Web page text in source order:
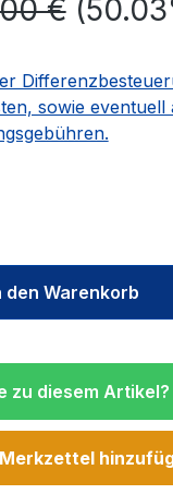
€
sowie eventuell
den
den Warenkorb
zu diesem Artikel?